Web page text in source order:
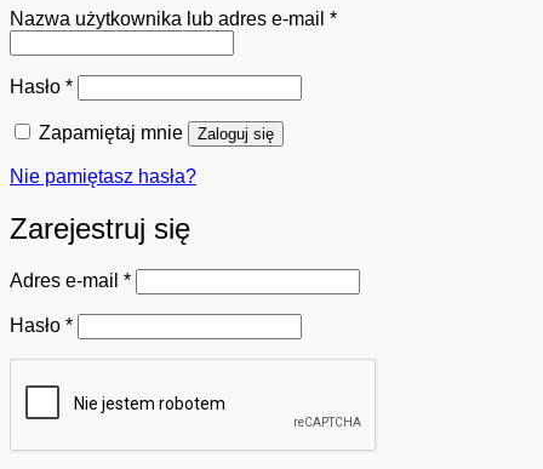
Nazwa użytkownika lub adres e-mail *Wymagane
Hasło *Wymagane
Zapamiętaj mnie Zaloguj się
Nie pamiętasz hasła?
Zarejestruj się
Adres e-mail *Wymagane
Hasło *Wymagane